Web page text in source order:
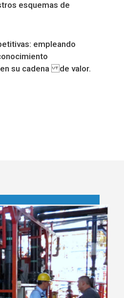
esquemas de
empleando
su cadena de valor.